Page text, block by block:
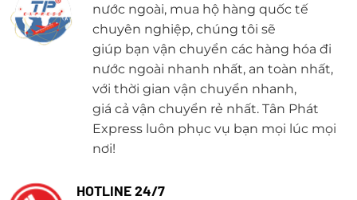
nước ngoài, mua hộ hàng quốc tế
chuyên nghiệp, chúng tôi sẽ
giúp bạn vận chuyển các hàng hóa đi
nước ngoài nhanh nhất, an toàn nhất,
với thời gian vận chuyển nhanh,
giá cả vận chuyển rẻ nhất. Tân Phát
Express luôn phục vụ bạn mọi lúc mọi
nơi!
HOTLINE 24/7